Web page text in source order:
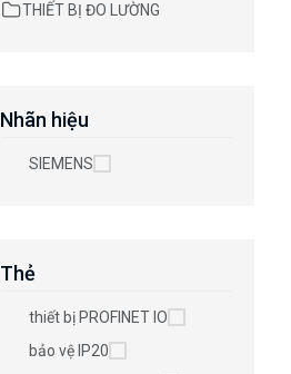
THIẾT BỊ ĐO LƯỜNG
Nhãn hiệu
SIEMENS
Thẻ
thiết bị PROFINET IO
bảo vệ IP20